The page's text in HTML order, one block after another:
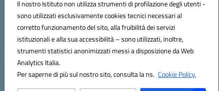
Il nostro Istituto non utilizza strumenti di profilazione degli utenti -
sono utilizzati esclusivamente cookies tecnici necessari al
corretto funzionamento del sito, alla fruibilità dei servizi
istituzionali e alla sua accessibilità – sono utilizzati, inoltre,
strumenti statistici anonimizzati messi a disposizione da Web
Analytics Italia.
Per saperne di più sul nostro sito, consulta la ns. Cookie Policy.
Posta elettronica certificata (PEC):saic81300d@pec.istruzione.it
Codice fiscale: 82005110653
Codice meccanografico: SAIC81300D
Hosting & Powered by 3D Solution S.r.l.
Concept & Design by Designers Italia